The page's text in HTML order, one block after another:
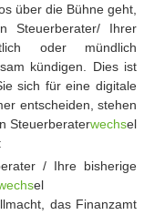
über die Bühne geht,
Steuerberater/ Ihrer
oder mündlich
kündigen. Dies ist
sich für eine digitale
entscheiden, stehen
Steuerberaterwechsel
/ Ihre bisherige
el
das Finanzamt